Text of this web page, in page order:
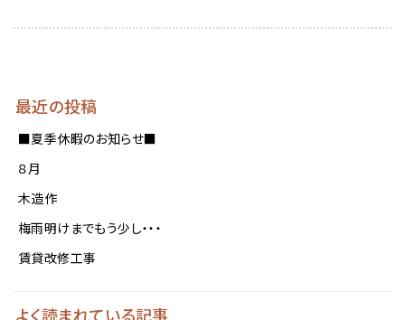
a
最近の投稿
■夏季休暇のお知らせ■
８月
木造作
梅雨明けまでもう少し・・・
賃貸改修工事
よく読まれている記事